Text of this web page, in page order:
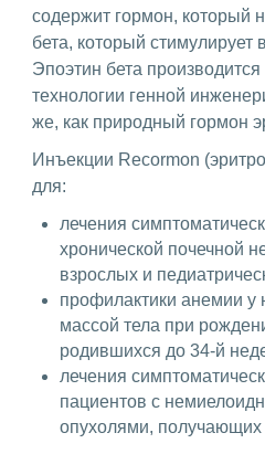
содержит гормон, который
бета, который стимулирует
Эпоэтин бета
технологии генной
же, как природный гормон
Инъекции Recormon
для:
лечения
хронической почечной
взрослых и
профилактики анемии
массой тела при
родившихся до 34-й
лечения
пациентов с
опухолями,